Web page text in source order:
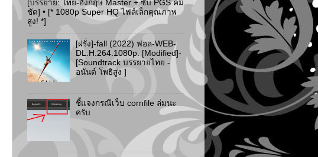
[บรรยาย: ไทย-อังกฤษ Master + ซับ PGS คม
ชัด] • [* 1080p Super HQ ไฟล์เล็กคุณภาพ
สูง! *]
[ฝรั่ง]-fall (2022) ฟอล-WEB-
DL.H.264.1080p. [Modified]-
[Soundtrack บรรยายไทย -
อนันต์ โพธิสูง ]
ชี้แจงกรณีเว็บ cornfile ล่มนะ
ครับ